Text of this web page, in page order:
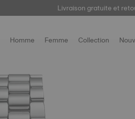
Livraison gratuite et
Enregistrez votre montreicipour accéder à
Homme Femme Collection